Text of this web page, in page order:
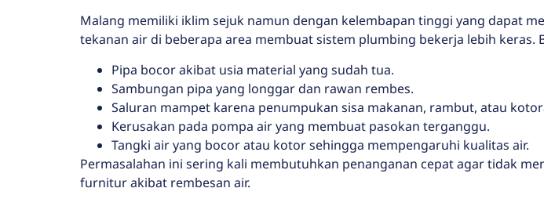
Malang memiliki iklim sejuk namun dengan kelembapan tinggi yang dapat
tekanan air di beberapa area membuat sistem plumbing bekerja lebih keras.
Pipa bocor akibat usia material yang sudah tua.
Sambungan pipa yang longgar dan rawan rembes.
Saluran mampet karena penumpukan sisa makanan, rambut, atau
Kerusakan pada pompa air yang membuat pasokan terganggu.
Tangki air yang bocor atau kotor sehingga mempengaruhi kualitas air.
Permasalahan ini sering kali membutuhkan penanganan cepat agar tidak
furnitur akibat rembesan air.